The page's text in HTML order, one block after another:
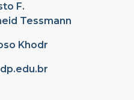
F.
Tessmann
Khodr